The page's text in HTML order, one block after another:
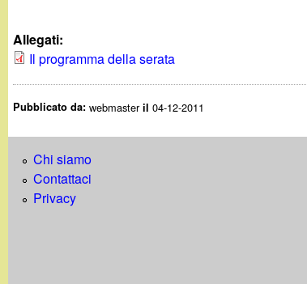
Allegati:
Il programma della serata
Pubblicato da:webmasteril 04-12-2011
Chi siamo
Contattaci
Privacy